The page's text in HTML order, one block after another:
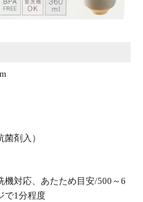
剤入）
機対応、あたため目安/500～6
で1分程度